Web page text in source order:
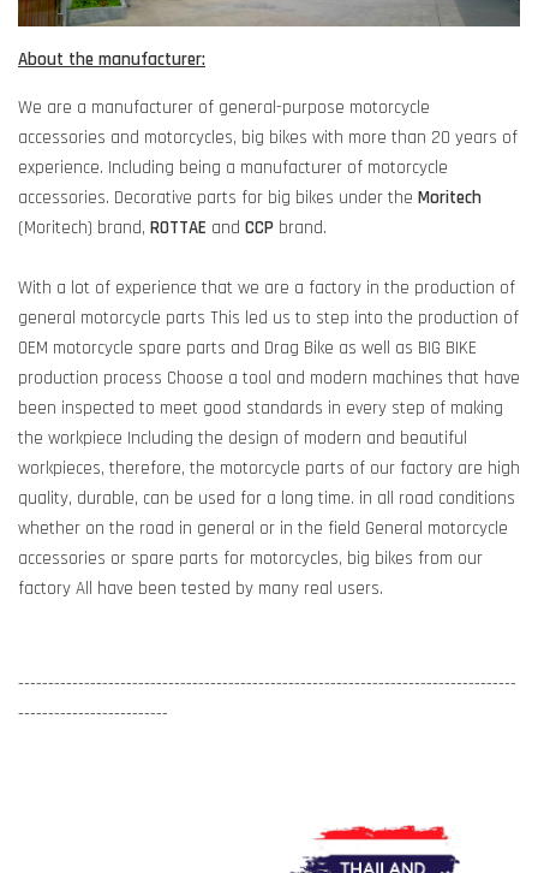
About the manufacturer:
We are a manufacturer of general-purpose motorcycle
accessories and motorcycles, big bikes with more than 20 years of
experience. Including being a manufacturer of motorcycle
accessories. Decorative parts for big bikes under the Moritech
(Moritech) brand, ROTTAE and CCP brand.
With a lot of experience that we are a factory in the production of
general motorcycle parts This led us to step into the production of
OEM motorcycle spare parts and Drag Bike as well as BIG BIKE
production process Choose a tool and modern machines that have
been inspected to meet good standards in every step of making
the workpiece Including the design of modern and beautiful
workpieces, therefore, the motorcycle parts of our factory are high
quality, durable, can be used for a long time. in all road conditions
whether on the road in general or in the field General motorcycle
accessories or spare parts for motorcycles, big bikes from our
factory All have been tested by many real users.
-----------------------------------------------------------------------------------
-------------------------